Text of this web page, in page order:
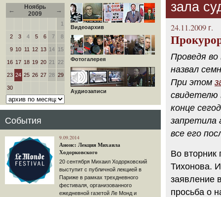
←
Ноябрь
2009
→
1
2 3 4 5 6 7 8
9 10 11 12 13 14 15
16 17 18 19 20 21 22
23 24 25 26 27 28 29
30
Видеоархив
Фотогалерея
Аудиозаписи
События
9.09.2014
Анонс: Лекция Михаила
Ходорковского
20 сентября Михаил Ходорковский
выступит с публичной лекцией в
Париже в рамках трехдневного
фестиваля, организованного
ежедневной газетой Ле Монд и
зала
24.11.2009 г.
Проведя во
назвал
При этом
свидетелю
конце
запретила
все его
Во вторник
Тихонова.
заявление
просьба о